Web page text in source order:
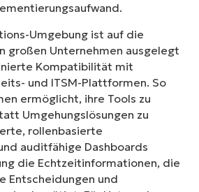
Umgebung ist auf die
großen Unternehmen ausgelegt
Kompatibilität mit
und ITSM-Plattformen. So
ermöglicht, ihre Tools zu
Umgehungslösungen zu
rollenbasierte
auditfähige Dashboards
die Echtzeitinformationen, die
Entscheidungen und